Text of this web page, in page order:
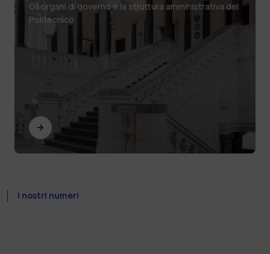
Gli organi di governo e la struttura amministrativa del
Politecnico
I nostri numeri